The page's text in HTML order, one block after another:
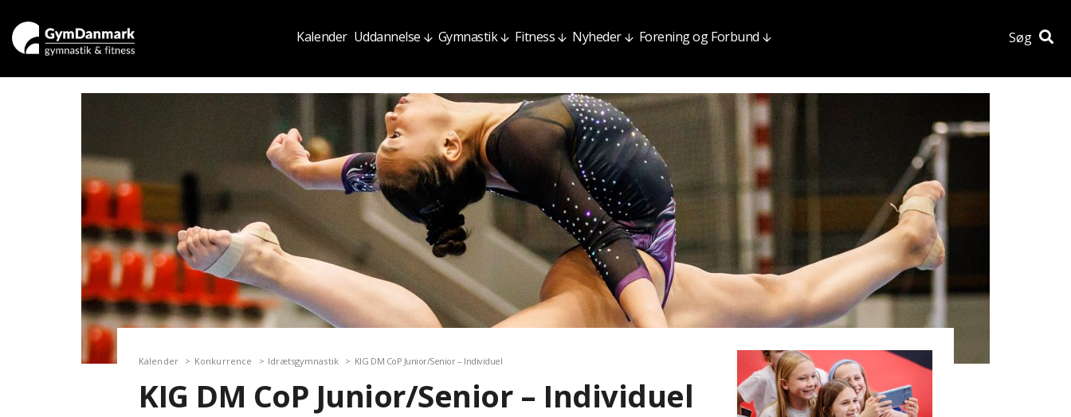
Kalender Uddannelse Gymnastik Fitness Nyheder Forening og Forbund Søg
Kalender Konkurrence Idrætsgymnastik KIG DM CoP Junior/Senior – Individuel
KIG DM CoP Junior/Senior – Individuel